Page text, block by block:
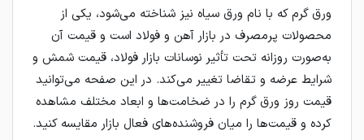
ورق گرم که با نام ورق سیاه نیز شناخته می‌شود، یکی از
محصولات پرمصرف در بازار آهن و فولاد است و قیمت آن
به‌صورت روزانه تحت تأثیر نوسانات بازار فولاد، قیمت شمش و
شرایط عرضه و تقاضا تغییر می‌کند. در این صفحه می‌توانید
قیمت روز ورق گرم را در ضخامت‌ها و ابعاد مختلف مشاهده
کرده و قیمت‌ها را میان فروشنده‌های فعال بازار مقایسه کنید.